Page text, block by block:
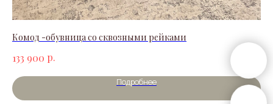
Комод -обувница со сквозными рейками
133 900 р.
Подробнее